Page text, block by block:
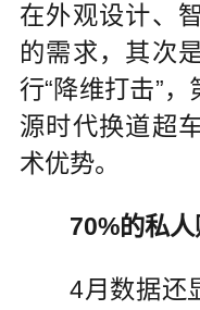
在外观设计、
的需求，其次
行“降维打击”
源时代换道超
术优势。
70%的私
4月数据还